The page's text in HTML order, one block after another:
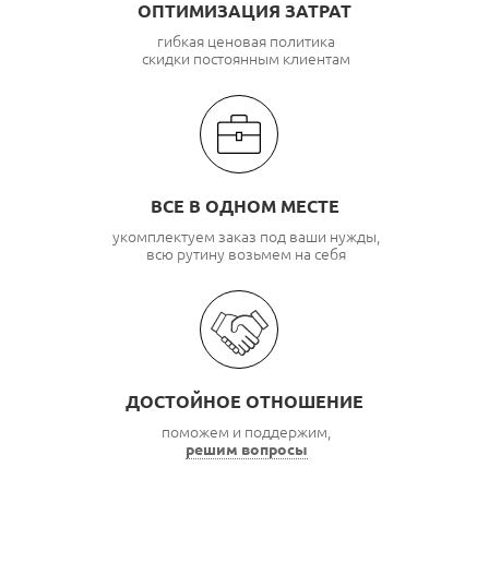
ОПТИМИЗАЦИЯ ЗАТРАТ
гибкая ценовая политика
скидки постоянным клиентам
ВСЕ В ОДНОМ МЕСТЕ
укомплектуем заказ под ваши нужды,
всю рутину возьмем на себя
ДОСТОЙНОЕ ОТНОШЕНИЕ
поможем и поддержим,
решим вопросы